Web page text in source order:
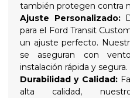
también protegen contra
Ajuste Personalizado:
para el Ford Transit
un ajuste perfecto.
se aseguran con
instalación rápida y segura.
Durabilidad y Calidad:
alta calidad,